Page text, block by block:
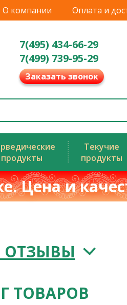
О компании Оплата и
7(495) 434-66-29
7(499) 739-95-29
Заказать звонок
продукты
Текучие
продукты
Цена и
ТОВАРОВ